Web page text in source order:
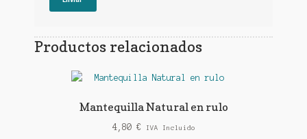
Productos relacionados
Mantequilla Natural en rulo
4,80 € IVA Incluido